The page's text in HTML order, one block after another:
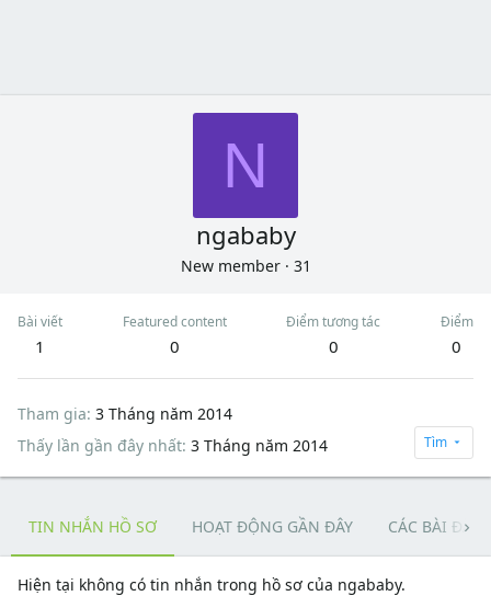
N
ngababy
New member · 31
Bài viết
1
Featured content
0
Điểm tương tác
0
Điểm
0
Tham gia 3 Tháng năm 2014
Thấy lần gần đây nhất 3 Tháng năm 2014 Tìm
TIN NHẮN HỒ SƠ HOẠT ĐỘNG GẦN ĐÂY CÁC BÀI
Hiện tại không có tin nhắn trong hồ sơ của ngababy.